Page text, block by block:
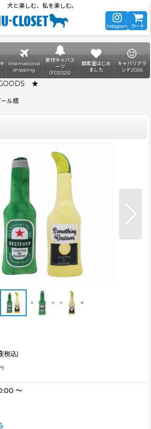
犬と楽しむ、私を楽しむ。
instagram カート
International
shipping
新作キャバス
ーツ
（FD2025）
酸素室はじめ
ました
キャバリアラ
ンド2026
★
ール瓶
(税込)
～